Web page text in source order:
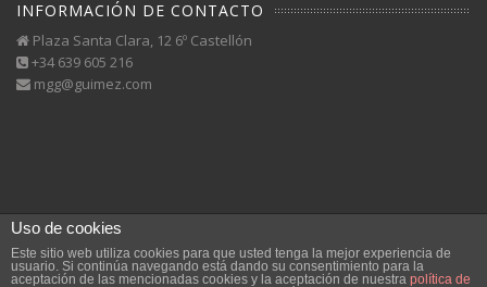
INFORMACIÓN DE CONTACTO
Plaza Santa Clara, 12 6º Castellón
+34 639 605 216
mgg@guimez.com
Uso de cookies
Este sitio web utiliza cookies para que usted tenga la mejor experiencia de
usuario. Si continúa navegando está dando su consentimiento para la
aceptación de las mencionadas cookies y la aceptación de nuestra política de